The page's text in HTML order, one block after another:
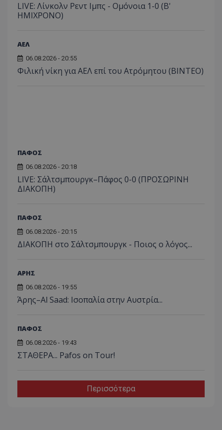
LIVE: Λίνκολν Ρεντ Ιμπς - Ομόνοια 1-0 (Β'
ΗΜΙΧΡΟΝΟ)
ΑΕΛ
06.08.2026 - 20:55
Φιλική νίκη για ΑΕΛ επί του Ατρόμητου (BINTEO)
ΠΑΦΟΣ
06.08.2026 - 20:18
LIVE: Σάλτσμπουργκ–Πάφος 0-0 (ΠΡΟΣΩΡΙΝΗ
ΔΙΑΚΟΠΗ)
ΠΑΦΟΣ
06.08.2026 - 20:15
ΔΙΑΚΟΠΗ στο Σάλτσμπουργκ - Ποιος ο λόγος...
ΑΡΗΣ
06.08.2026 - 19:55
Άρης–Al Saad: Ισοπαλία στην Αυστρία...
ΠΑΦΟΣ
06.08.2026 - 19:43
ΣΤΑΘΕΡΑ... Pafos on Tour!
Περισσότερα